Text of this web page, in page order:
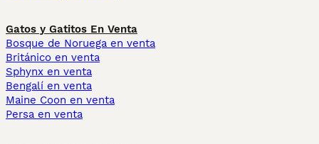
Gatos y Gatitos En Venta
Bosque de Noruega en venta
Británico en venta
Sphynx en venta
Bengalí en venta
Maine Coon en venta
Persa en venta